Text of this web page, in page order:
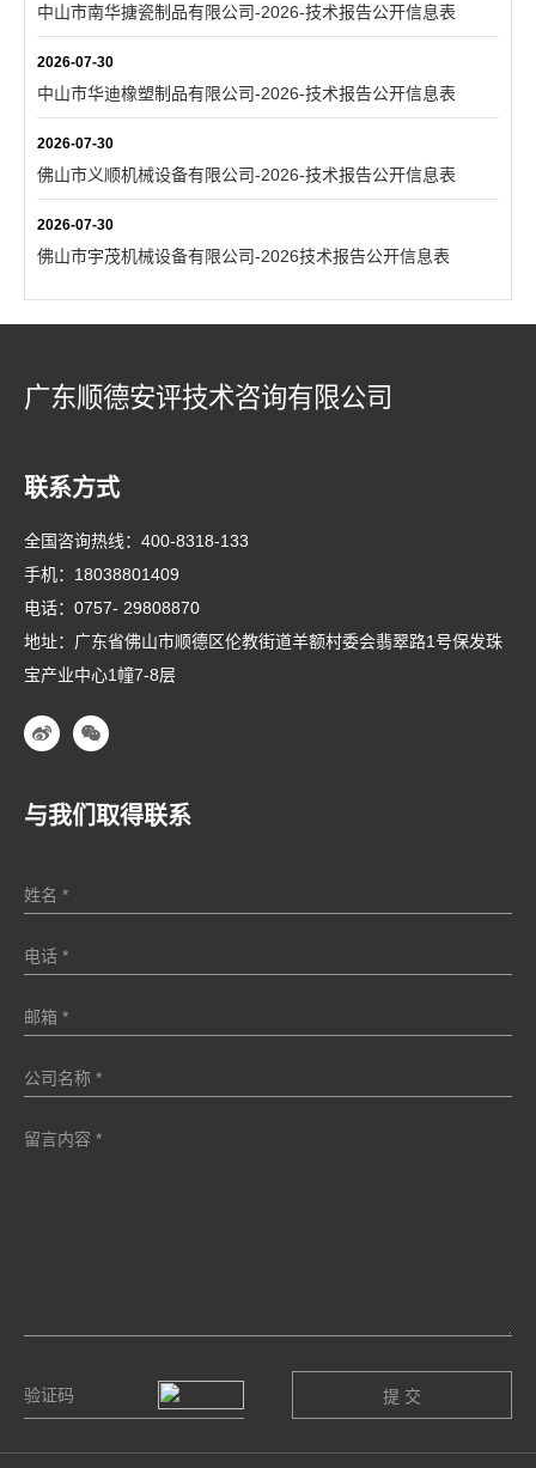
中山市南华搪瓷制品有限公司-2026-技术报告公开信息表
2026-07-30
中山市华迪橡塑制品有限公司-2026-技术报告公开信息表
2026-07-30
佛山市义顺机械设备有限公司-2026-技术报告公开信息表
2026-07-30
佛山市宇茂机械设备有限公司-2026技术报告公开信息表
广东顺德安评技术咨询有限公司
联系方式
全国咨询热线： 400-8318-133
手机： 18038801409
电话： 0757- 29808870
地址：广东省佛山市顺德区伦教街道羊额村委会翡翠路1号保发珠
宝产业中心1幢7-8层
与我们取得联系